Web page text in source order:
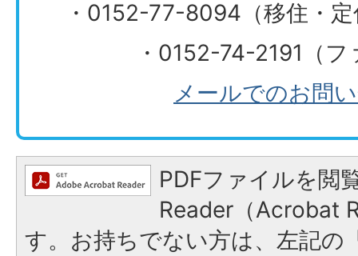
・0152-77-8094（移住・
・0152-74-2191（
メールでのお問
PDFファイルを閲
Reader（Acrobat
す。お持ちでない方は、左記の